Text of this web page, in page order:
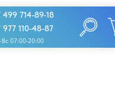
89-18
48-87